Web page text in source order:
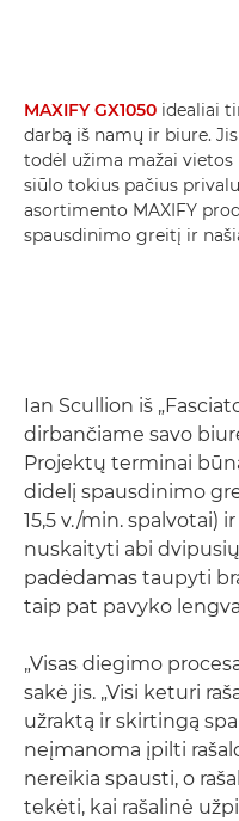
MAXIFY GX1050 idealiai
darbą iš namų ir biure.
todėl užima mažai
siūlo tokius pačius
asortimento MAXIFY
spausdinimo greitį ir
Ian Scullion iš
dirbančiame savo
Projektų terminai
didelį spausdinimo
15,5 v./min. spalvotai)
nuskaityti abi
padėdamas taupyti
taip pat pavyko
„Visas diegimo
sakė jis. „Visi keturi
užraktą ir skirtingą
neįmanoma įpilti
nereikia spausti, o
tekėti, kai rašalinė